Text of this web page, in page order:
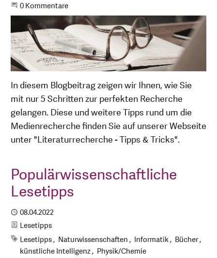
Beginne eine Unterhaltung
0 Kommentare
In diesem Blogbeitrag zeigen wir Ihnen, wie Sie
mit nur 5 Schritten zur perfekten Recherche
gelangen. Diese und weitere Tipps rund um die
Medienrecherche finden Sie auf unserer Webseite
unter "Literaturrecherche - Tipps & Tricks".
Populärwissenschaftliche
Lesetipps
Publiziert
08.04.2022
Kategorie
Lesetipps
Schlagworte
Lesetipps Naturwissenschaften Informatik
Bücher
künstliche Intelligenz
Physik/Chemie